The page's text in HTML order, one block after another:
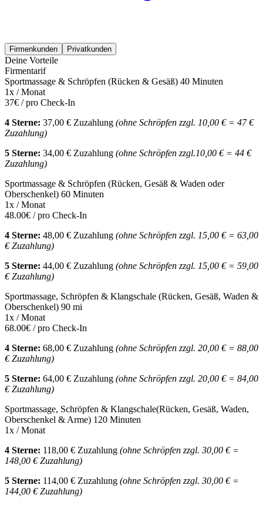
Firmenkunden Privatkunden
Deine Vorteile
Firmentarif
Sportmassage & Schröpfen (Rücken & Gesäß) 40 Minuten
1x / Monat
37€ / pro Check-In
4 Sterne: 37,00 € Zuzahlung (ohne Schröpfen zzgl. 10,00 € = 47 €
Zuzahlung)
5 Sterne: 34,00 € Zuzahlung (ohne Schröpfen zzgl.10,00 € = 44 €
Zuzahlung)
Sportmassage & Schröpfen (Rücken, Gesäß & Waden oder
Oberschenkel) 60 Minuten
1x / Monat
48.00€ / pro Check-In
4 Sterne: 48,00 € Zuzahlung (ohne Schröpfen zzgl. 15,00 € = 63,00
€ Zuzahlung)
5 Sterne: 44,00 € Zuzahlung (ohne Schröpfen zzgl. 15,00 € = 59,00
€ Zuzahlung)
Sportmassage, Schröpfen & Klangschale (Rücken, Gesäß, Waden &
Oberschenkel) 90 mi
1x / Monat
68.00€ / pro Check-In
4 Sterne: 68,00 € Zuzahlung (ohne Schröpfen zzgl. 20,00 € = 88,00
€ Zuzahlung)
5 Sterne: 64,00 € Zuzahlung (ohne Schröpfen zzgl. 20,00 € = 84,00
€ Zuzahlung)
Sportmassage, Schröpfen & Klangschale(Rücken, Gesäß, Waden,
Oberschenkel & Arme) 120 Minuten
1x / Monat
4 Sterne: 118,00 € Zuzahlung (ohne Schröpfen zzgl. 30,00 € =
148,00 € Zuzahlung)
5 Sterne: 114,00 € Zuzahlung (ohne Schröpfen zzgl. 30,00 € =
144,00 € Zuzahlung)